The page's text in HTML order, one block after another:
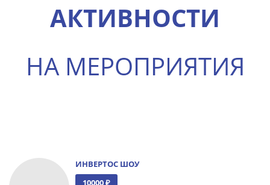
АКТИВНОСТИ
НА МЕРОПРИЯТИЯ
ИНВЕРТОС ШОУ
10000 ₽